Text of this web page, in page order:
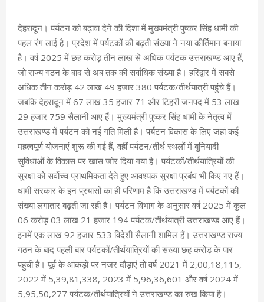
देहरादून। पर्यटन को बढ़ावा देने की दिशा में मुख्यमंत्री पुष्कर सिंह धामी की
पहल रंग लाई है। प्रदेश में पर्यटकों की बढ़ती संख्या ने नया कीर्तिमान बनाया
है। वर्ष 2025 में छह करोड़ तीन लाख से अधिक पर्यटक उत्तराखण्ड आए हैं,
जो राज्य गठन के बाद से अब तक की सर्वाधिक संख्या है। हरिद्वार में सबसे
अधिक तीन करोड़ 42 लाख 49 हजार 380 पर्यटक/तीर्थयात्री पहुंचे हैं।
जबकि देहरादून में 67 लाख 35 हजार 71 और टिहरी जनपद में 53 लाख
29 हजार 759 सैलानी आए हैं। मुख्यमंत्री पुष्कर सिंह धामी के नेतृत्व में
उत्तराखण्ड में पर्यटन को नई गति मिली है। पर्यटन विकास के लिए जहां कई
महत्वपूर्ण योजनाएं शुरू की गई हैं, वहीं पर्यटन/तीर्थ स्थलों में बुनियादी
सुविधाओं के विकास पर खास जोर दिया गया है। पर्यटकों/तीर्थयात्रियों की
सुरक्षा को सर्वोच्च प्राथमिकता देते हुए आवश्यक सुरक्षा प्रबंध भी किए गए हैं।
धामी सरकार के इन प्रयासों का ही परिणाम है कि उत्तराखण्ड में पर्यटकों की
संख्या लगातार बढ़ती जा रही है। पर्यटन विभाग के अनुसार वर्ष 2025 में कुल
06 करोड़ 03 लाख 21 हजार 194 पर्यटक/तीर्थयात्री उत्तराखण्ड आए हैं।
इनमें एक लाख 92 हजार 533 विदेशी सैलानी शामिल हैं। उत्तराखण्ड राज्य
गठन के बाद पहली बार पर्यटकों/तीर्थयात्रियों की संख्या छह करोड़ के पार
पहुंची है। पूर्व के आंकड़ों पर नजर दौड़ाएं तो वर्ष 2021 में 2,00,18,115,
2022 में 5,39,81,338, 2023 में 5,96,36,601 और वर्ष 2024 में
5,95,50,277 पर्यटक/तीर्थयात्रियों ने उत्तराखण्ड का रुख किया है।